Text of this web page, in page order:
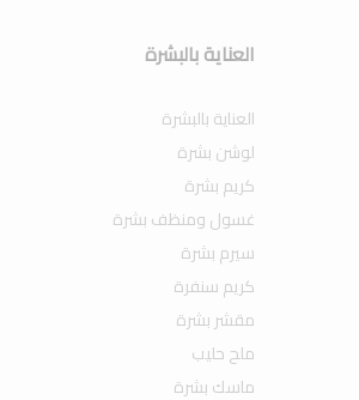
العناية بالبشرة
العناية بالبشرة
لوشن بشرة
كريم بشرة
غسول ومنظف بشرة
سيرم بشرة
كريم سنفرة
مقشر بشرة
ملح حليب
ماسك بشرة